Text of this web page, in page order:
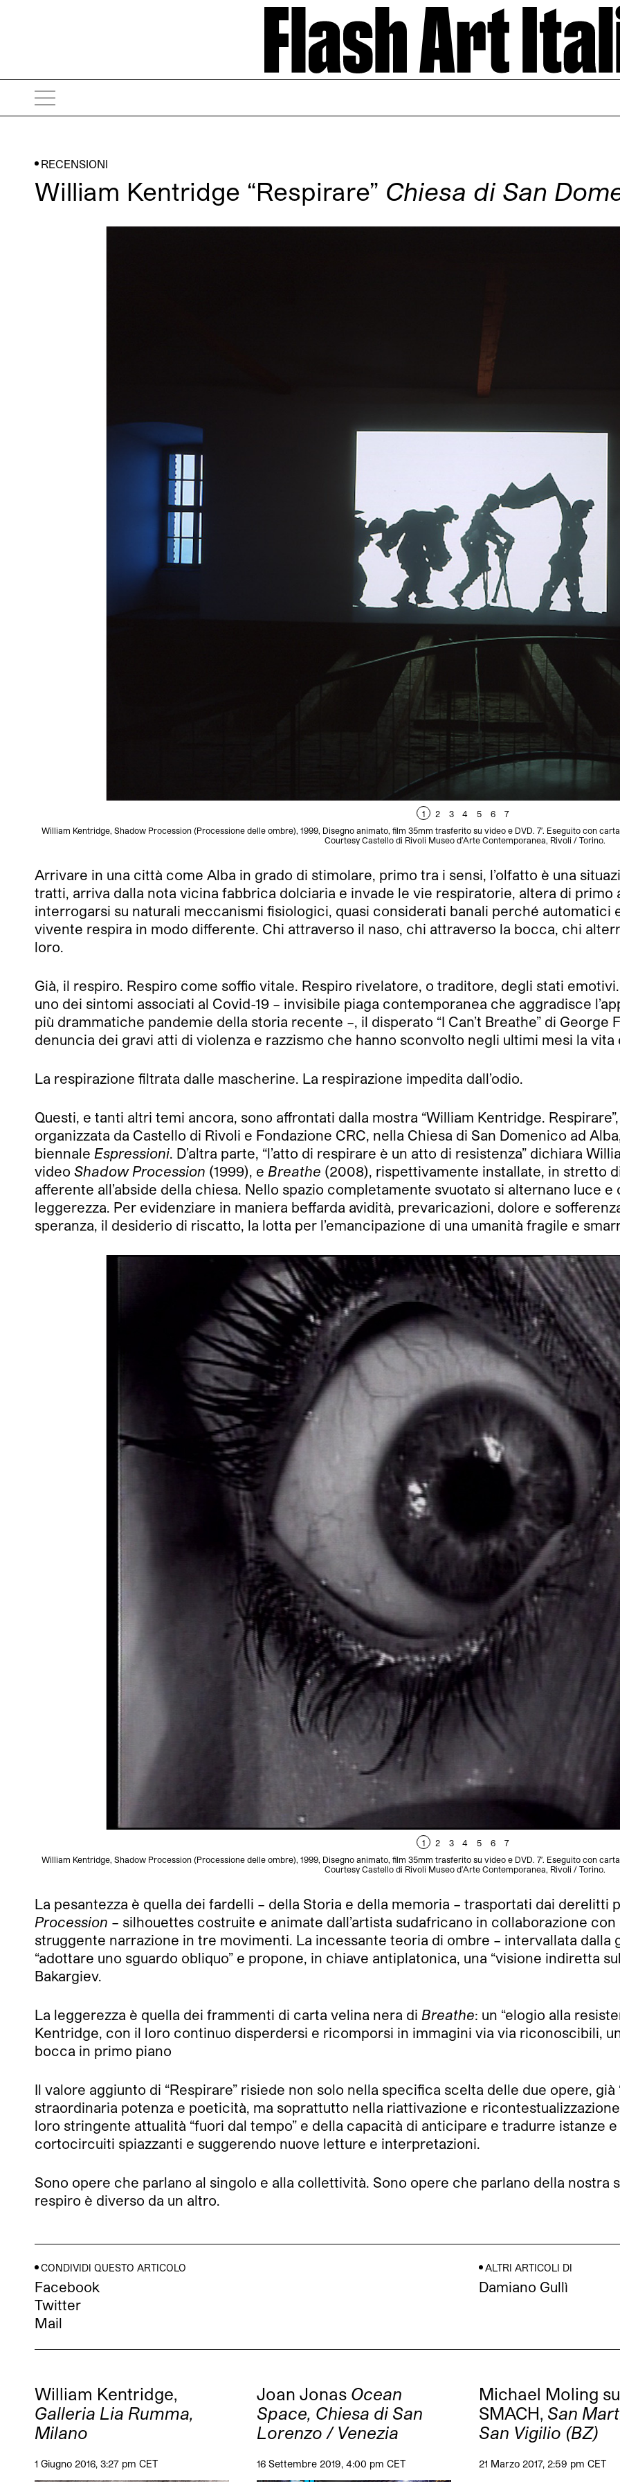
RECENSIONI
William Kentridge “Respirare” Chiesa di San
1 2 3 4 5 6
7
William Kentridge, Shadow Procession (Processione delle ombre), 1999, Disegno animato, film 35mm trasferito su video e DVD. 7′. Eseguito con
Courtesy Castello di Rivoli Museo d’Arte Contemporanea, Rivoli / Torino.
Arrivare in una città come Alba in grado di stimolare, primo tra i sensi, l’olfatto è una
tratti, arriva dalla nota vicina fabbrica dolciaria e invade le vie respiratorie, altera di
interrogarsi su naturali meccanismi fisiologici, quasi considerati banali perché automatici
vivente respira in modo differente. Chi attraverso il naso, chi attraverso la bocca, chi
loro.
Già, il respiro. Respiro come soffio vitale. Respiro rivelatore, o traditore, degli stati
uno dei sintomi associati al Covid-19 – invisibile piaga contemporanea che aggradisce
più drammatiche pandemie della storia recente –, il disperato “I Can’t Breathe” di
denuncia dei gravi atti di violenza e razzismo che hanno sconvolto negli ultimi mesi la
La respirazione filtrata dalle mascherine. La respirazione impedita dall’odio.
Questi, e tanti altri temi ancora, sono affrontati dalla mostra “William Kentridge.
organizzata da Castello di Rivoli e Fondazione CRC, nella Chiesa di San Domenico ad
biennale Espressioni. D’altra parte, “l’atto di respirare è un atto di resistenza” dichiara
video Shadow Procession (1999), e Breathe (2008), rispettivamente installate, in stretto
afferente all’abside della chiesa. Nello spazio completamente svuotato si alternano luce e
leggerezza. Per evidenziare in maniera beffarda avidità, prevaricazioni, dolore e
speranza, il desiderio di riscatto, la lotta per l’emancipazione di una umanità fragile e
1 2 3 4 5 6
7
William Kentridge, Shadow Procession (Processione delle ombre), 1999, Disegno animato, film 35mm trasferito su video e DVD. 7′. Eseguito con
Courtesy Castello di Rivoli Museo d’Arte Contemporanea, Rivoli / Torino.
La pesantezza è quella dei fardelli – della Storia e della memoria – trasportati dai derelitti
Procession – silhouettes costruite e animate dall’artista sudafricano in collaborazione con
struggente narrazione in tre movimenti. La incessante teoria di ombre – intervallata dalla
“adottare uno sguardo obliquo” e propone, in chiave antiplatonica, una “visione indiretta
Bakargiev.
La leggerezza è quella dei frammenti di carta velina nera di Breathe: un “elogio alla
Kentridge, con il loro continuo disperdersi e ricomporsi in immagini via via riconoscibili,
bocca in primo piano
Il valore aggiunto di “Respirare” risiede non solo nella specifica scelta delle due opere, già
straordinaria potenza e poeticità, ma soprattutto nella riattivazione e
loro stringente attualità “fuori dal tempo” e della capacità di anticipare e tradurre istanze
cortocircuiti spiazzanti e suggerendo nuove letture e interpretazioni.
Sono opere che parlano al singolo e alla collettività. Sono opere che parlano della nostra
respiro è diverso da un altro.
CONDIVIDI QUESTO ARTICOLO
Facebook
Twitter
Mail
ALTRI ARTICOLI DI
Damiano Gullì
William Kentridge,
Galleria Lia Rumma,
Milano
1 Giugno 2016, 3:27 pm CET
Joan Jonas Ocean
Space, Chiesa di San
Lorenzo / Venezia
16 Settembre 2019, 4:00 pm CET
Michael Moling su
SMACH, San
San Vigilio (BZ)
21 Marzo 2017, 2:59 pm CET